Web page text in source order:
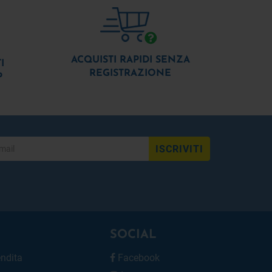
ACQUISTI RAPIDI SENZA
REGISTRAZIONE
ISCRIVITI
SOCIAL
Facebook